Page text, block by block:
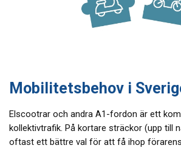
Mobilitetsbehov i
Elscootrar och andra A1-fordon är ett
kollektivtrafik. På kortare sträckor (upp till
oftast ett bättre val för att få ihop